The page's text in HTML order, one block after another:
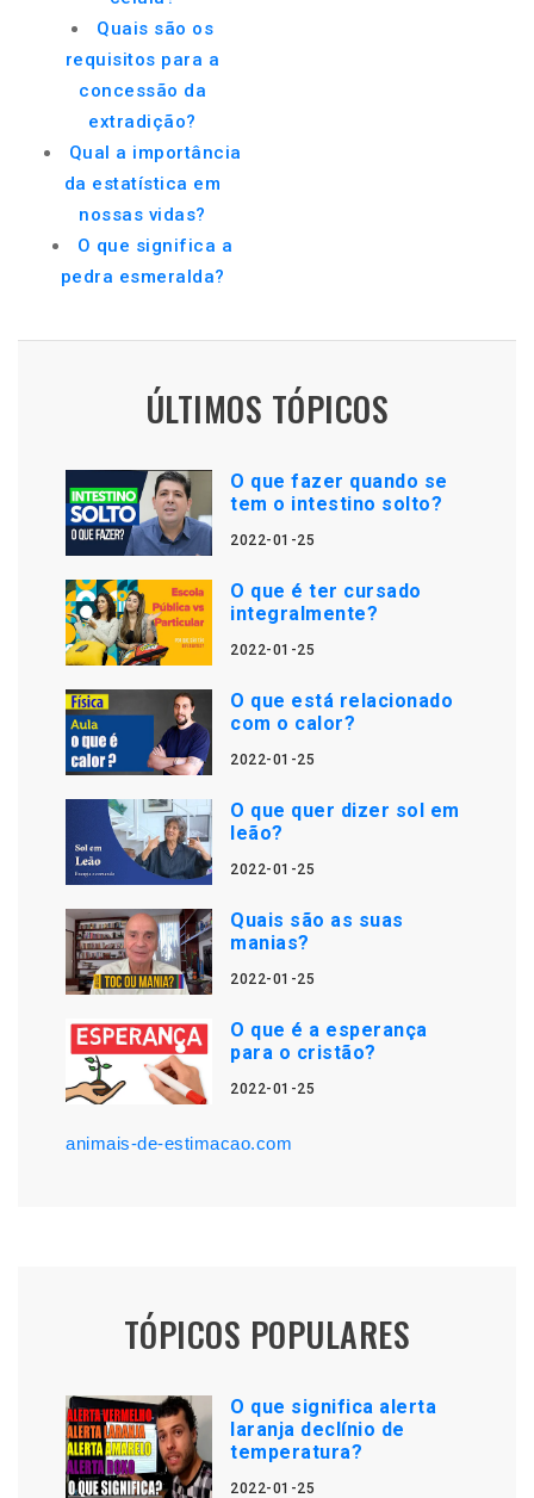
Quais são os
requisitos para a
concessão da
extradição?
Qual a importância
da estatística em
nossas vidas?
O que significa a
pedra esmeralda?
ÚLTIMOS TÓPICOS
O que fazer quando se
tem o intestino solto?
2022-01-25
O que é ter cursado
integralmente?
2022-01-25
O que está relacionado
com o calor?
2022-01-25
O que quer dizer sol em
leão?
2022-01-25
Quais são as suas
manias?
2022-01-25
O que é a esperança
para o cristão?
2022-01-25
animais-de-estimacao.com
TÓPICOS POPULARES
O que significa alerta
laranja declínio de
temperatura?
2022-01-25